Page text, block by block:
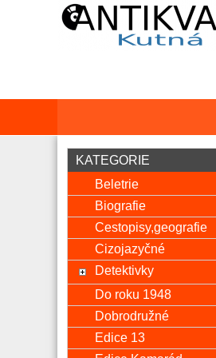
KATEGORIE
Beletrie
Biografie
Cestopisy,geografie
Cizojazyčné
Detektivky
Do roku 1948
Dobrodružné
Edice 13